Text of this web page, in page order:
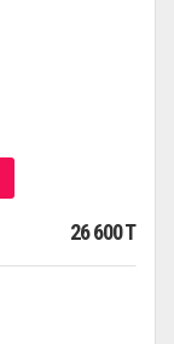
26 600 T